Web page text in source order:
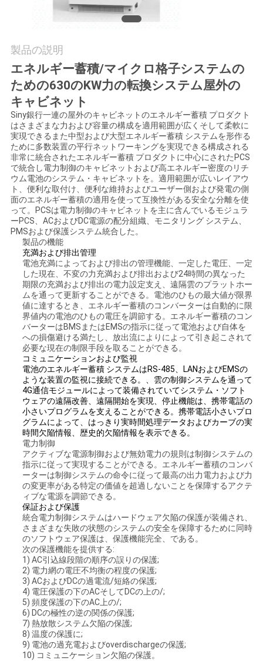
ニ
ュ
ー
ス
見
積
依
頼
製品の説明
エネルギー蓄積/マイクロ格子システムの
ための630のKW力の転換システム屋外の
キャビネット
Siny銀行一連の屋外のキャビネットのエネルギー蓄積 プロダクト
はさまざまな力および容量の構成を適用範囲が広くそして柔軟に
実現できるまた中型および大型エネルギー蓄積 システムを形作る
ために多数装置の平行ネットワーキングを実現できる構成される
非常に統合されたエネルギー蓄積 プロダクトに中心にされたPCS
で統合し電力制御のキャビネットおよび高エネルギー密度のリチ
ウム電池のシステム・キャビネットを。 適用範囲が広いレイアウ
ト、便利な取付け、便利な維持およびユーザー側および発電の側
面のエネルギー蓄積の適用を使って互換性がある安全な分離を使
って。
PCSは電力制御のキャビネットを主に含んでいるモジュラ
ーPCS、ACおよびDC電源の配分組織、モニタリング システム、
PMSおよび保護システム統合した。
製品の機能
充満および排出管理
電池充満によっておよび排出の管理機能、一定した電圧、一定
した現在、不変の力充満および排出および24時間の異なった
期限の充満および排出の電力設定支え、遠隔雲のプラットホー
ムを通って更新することができる。 電池のひもの最大値が限界
値に達するとき、エネルギー蓄積のコンバーターは自動的に限
界値内の電池のひもの電圧を調節する。 エネルギー蓄積のコン
バーターはBMSまたはEMSの指示に従って電池および自体を
への損傷避ける満たし、放出流によりによって引き起こされて
必要な現在の制限手段を取ることができる。
コミュニケーションおよび監視
電池のエネルギー蓄積 システムはRS-485、LANおよびEMSの
ような装置の監視に接続できる。 、雲の制御システムを通って
4G通信モジュールによって装備されていてシステム・ソフト
ウェアの遠隔改善、遠隔開始を実現、停止機能は、携帯電話の
小さいプログラムを支えることができる。 携帯電話小さいプロ
グラムによって、はっきり実時間処理データおよびカーブの実
時間欠陥情報、歴史的欠陥情報を表示できる。
電力制御
アクティブな電源制御および無効電力の規則は制御システムの
指示に従って実現することができる。 エネルギー蓄積のコンバ
ーターは制御システムの命令に従って最高の出力電力および力
の変更率がある特定の価値を超過しないことを保障するアクテ
ィブな電源を調節できる。
保証および保護
統合電力制御システムはハードウェア欠陥の保護が装備され、
さまざまな失敗の状態のシステムの安全を保障するために同時
のソフトウェア保護は、保護機能完全、である。
次の保護機能を提供する:
1) AC引込線段階の順序の誤りの保護;
2) 電力網の電圧不均衡の程度の保護;
3) ACおよびDCの過電流/短絡の保護;
4) 電圧保護の下のACそしてDCの上の/;
5) 頻度保護の下のAC上の/;
6) DCの極性の逆の関係の保護;
7) 熱放散システム欠陥の保護;
8) 温度の保護に;
9) 電池の過充電およびoverdischargeの保護;
10) コミュニケーション欠陥の保護。